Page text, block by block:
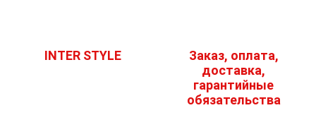
INTER STYLE
Заказ, оплата,
доставка,
гарантийные
обязательства